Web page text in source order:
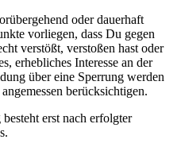
oder dauerhaft
vorliegen, dass Du gegen
verstößt, verstoßen hast oder
erhebliches Interesse an der
über eine Sperrung werden
berücksichtigen.
erst nach erfolgter